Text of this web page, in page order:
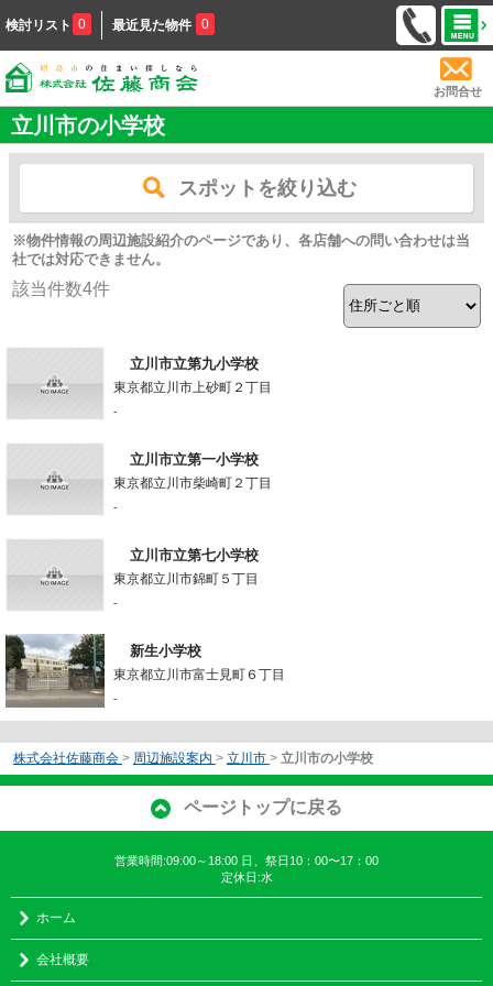
検討リスト 0 最近見た物件 0
お問合せ
立川市の小学校
スポットを絞り込む
※物件情報の周辺施設紹介のページであり、各店舗への問い合わせは当
社では対応できません。
該当件数4件
立川市立第九小学校
東京都立川市上砂町２丁目
-
立川市立第一小学校
東京都立川市柴崎町２丁目
-
立川市立第七小学校
東京都立川市錦町５丁目
-
新生小学校
東京都立川市富士見町６丁目
-
株式会社佐藤商会 > 周辺施設案内 > 立川市 > 立川市の小学校
ページトップに戻る
営業時間:09:00～18:00 日、祭日10：00〜17：00
定休日:水
ホーム
会社概要